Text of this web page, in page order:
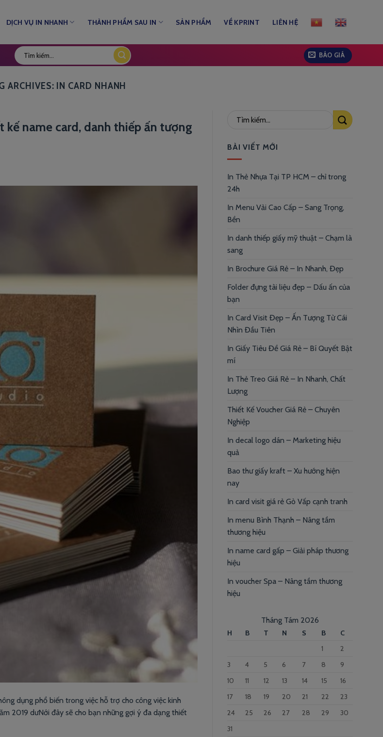
DỊCH VỤ IN NHANH THÀNH PHẨM SAU IN SẢN PHẨM VỀ KPRINT LIÊN HỆ
BÁO GIÁ
ARCHIVES: IN CARD NHANH
name card, danh thiếp ấn tượng
dụng phổ biến trong việc hỗ trợ cho công việc kinh
2019 dưNới đây sẽ cho bạn những gợi ý đa dạng thiết
BÀI VIẾT MỚI
In Thẻ Nhựa Tại TP HCM – chỉ trong
24h
In Menu Vải Cao Cấp – Sang Trọng,
Bền
In danh thiếp giấy mỹ thuật – Chạm là
sang
In Brochure Giá Rẻ – In Nhanh, Đẹp
Folder đựng tài liệu đẹp – Dấu ấn của
bạn
In Card Visit Đẹp – Ấn Tượng Từ Cái
Nhìn Đầu Tiên
In Giấy Tiêu Đề Giá Rẻ – Bí Quyết Bật
mí
In Thẻ Treo Giá Rẻ – In Nhanh, Chất
Lượng
Thiết Kế Voucher Giá Rẻ – Chuyên
Nghiệp
In decal logo dán – Marketing hiệu
quả
Bao thư giấy kraft – Xu hướng hiện
nay
In card visit giá rẻ Gò Vấp cạnh tranh
In menu Bình Thạnh – Nâng tầm
thương hiệu
In name card gấp – Giải pháp thương
hiệu
In voucher Spa – Nâng tầm thương
hiệu
Tháng Tám 2026
H B T N S B
C
1
2
3
4 5 6 7 8
9
10
11 12 13 14 15
16
17
18 19 20 21 22
23
24
25 26 27 28 29
30
31